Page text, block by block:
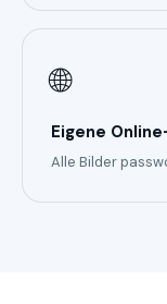
🌐
Eigene
Alle Bilder